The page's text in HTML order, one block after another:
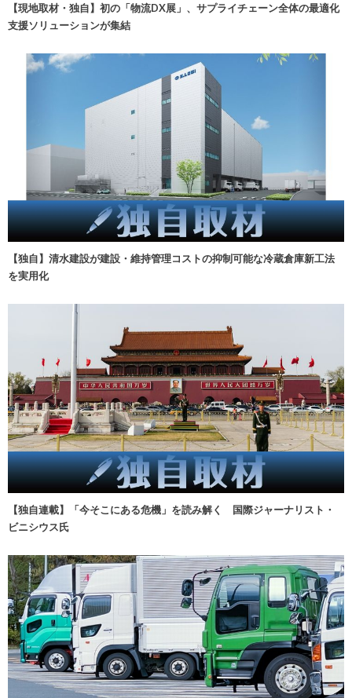
【現地取材・独自】初の「物流DX展」、サプライチェーン全体の最適化
支援ソリューションが集結
【独自】清水建設が建設・維持管理コストの抑制可能な冷蔵倉庫新工法
を実用化
【独自連載】「今そこにある危機」を読み解く 国際ジャーナリスト・
ビニシウス氏